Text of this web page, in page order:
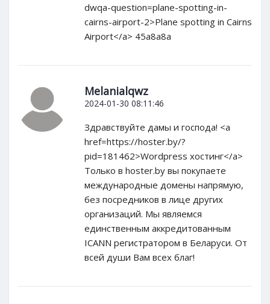
dwqa-question=plane-spotting-in-
cairns-airport-2>Plane spotting in Cairns
Airport</a> 45a8a8a
Melanialqwz
2024-01-30 08:11:46
Здравствуйте дамы и господа! <a
href=https://hoster.by/?
pid=181462>Wordpress хостинг</a>
Только в hoster.by вы покупаете
международные домены напрямую,
без посредников в лице других
организаций. Мы являемся
единственным аккредитованным
ICANN регистратором в Беларуси. От
всей души Вам всех благ!